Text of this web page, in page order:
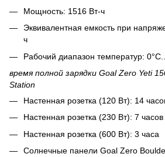
Мощность: 1516 Вт-ч
Эквивалентная емкость при
ч
Рабочий диапазон температур:
время полной зарядки Goal Zero Yeti
Station
Настенная розетка (120 Вт): 14
Настенная розетка (230 Вт): 7 часов
Настенная розетка (600 Вт): 3 часа
Солнечные панели Goal Zero